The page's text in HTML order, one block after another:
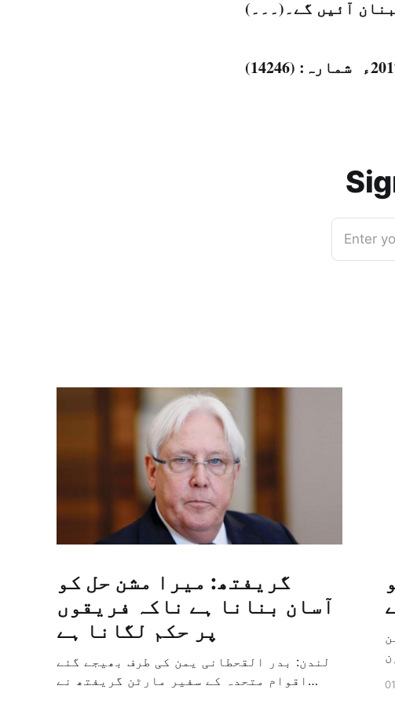
آئیں گے۔(۔۔۔)
Enter
گریفتھ: میرا مشن حل کو
آسان بنانا ہے ناکہ فریقوں
پر حکم لگانا ہے
لندن: بدر القحطانی یمن کی طرف بھیجے گئے
اقوام متحدہ کے سفیر مارٹن گریفتھ نے